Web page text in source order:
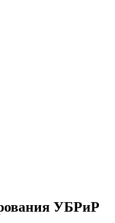
УБРиР